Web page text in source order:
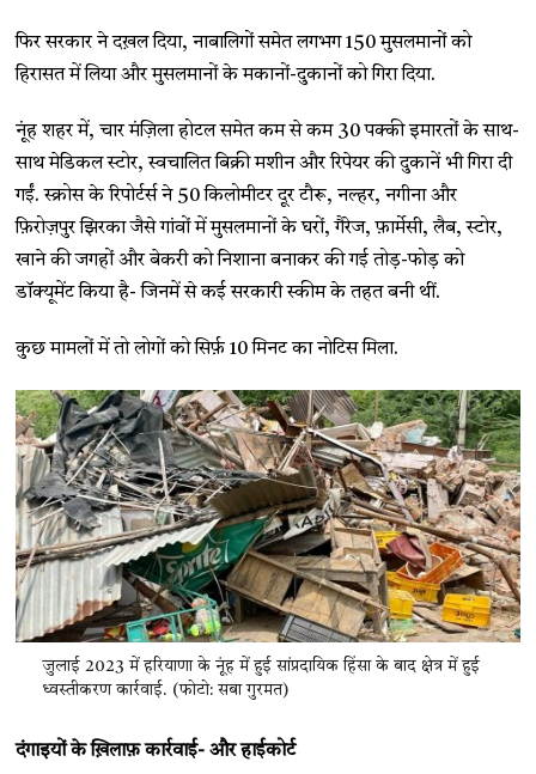
फिर सरकार ने दख़ल दिया, नाबालिगों समेत लगभग 150 मुसलमानों को
हिरासत में लिया और मुसलमानों के मकानों-दुकानों को गिरा दिया.
नूंह शहर में, चार मंज़िला होटल समेत कम से कम 30 पक्की इमारतों के साथ-
साथ मेडिकल स्टोर, स्वचालित बिक्री मशीन और रिपेयर की दुकानें भी गिरा दी
गईं. स्क्रोस के रिपोर्टर्स ने 50 किलोमीटर दूर टौरू, नल्हर, नगीना और
फ़िरोज़पुर झिरका जैसे गांवों में मुसलमानों के घरों, गैरेज, फ़ार्मेसी, लैब, स्टोर,
खाने की जगहों और बेकरी को निशाना बनाकर की गई तोड़-फोड़ को
डॉक्यूमेंट किया है- जिनमें से कई सरकारी स्कीम के तहत बनी थीं.
कुछ मामलों में तो लोगों को सिर्फ़ 10 मिनट का नोटिस मिला.
जुलाई 2023 में हरियाणा के नूंह में हुई सांप्रदायिक हिंसा के बाद क्षेत्र में हुई
ध्वस्तीकरण कार्रवाई. (फोटो: सबा गुरमत)
दंगाइयों के ख़िलाफ़ कार्रवाई- और हाईकोर्ट